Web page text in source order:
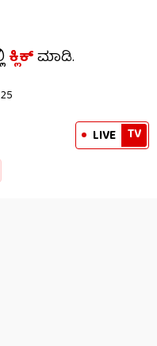
ಕ್ಲಿಕ್​ಮಾಡಿ.
LIVE TV